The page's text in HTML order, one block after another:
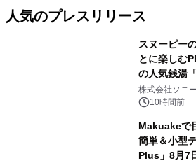
人気のプレスリリース
スヌーピー
とに楽しむ
の人気銭湯
ラボレーシ
ボグッズも
株式会社ソニ
10時間前
Makuakeで
簡単＆小型
Plus」8月7